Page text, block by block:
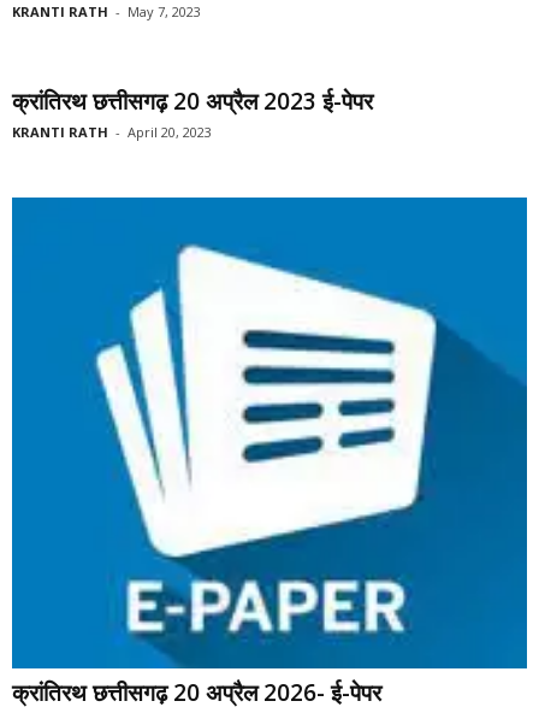
KRANTI RATH - May 7, 2023
क्रांतिरथ छत्तीसगढ़ 20 अप्रैल 2023 ई-पेपर
KRANTI RATH - April 20, 2023
क्रांतिरथ छत्तीसगढ़ 20 अप्रैल 2026- ई-पेपर